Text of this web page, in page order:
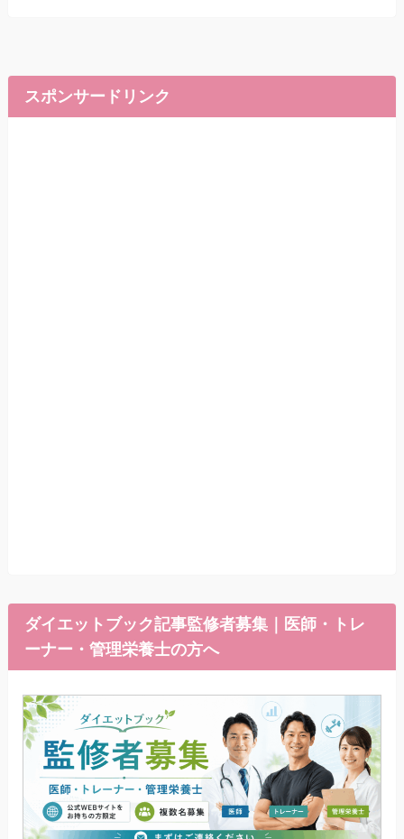
スポンサードリンク
ダイエットブック記事監修者募集｜医師・トレ
ーナー・管理栄養士の方へ